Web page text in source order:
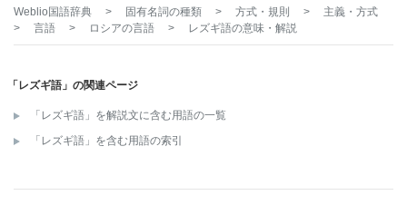
Weblio国語辞典 > 固有名詞の種類 > 方式・規則 >
主義・方式
>
言語 > ロシアの言語 > レズギ語の意味・解説
「レズギ語」の関連ページ
「レズギ語」を解説文に含む用語の一覧
「レズギ語」を含む用語の索引